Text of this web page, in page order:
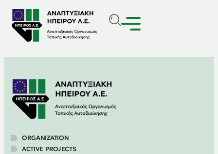
ORGANIZATION
ACTIVE PROJECTS